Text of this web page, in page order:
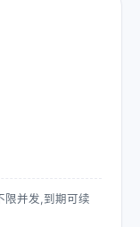
并发,到期可续